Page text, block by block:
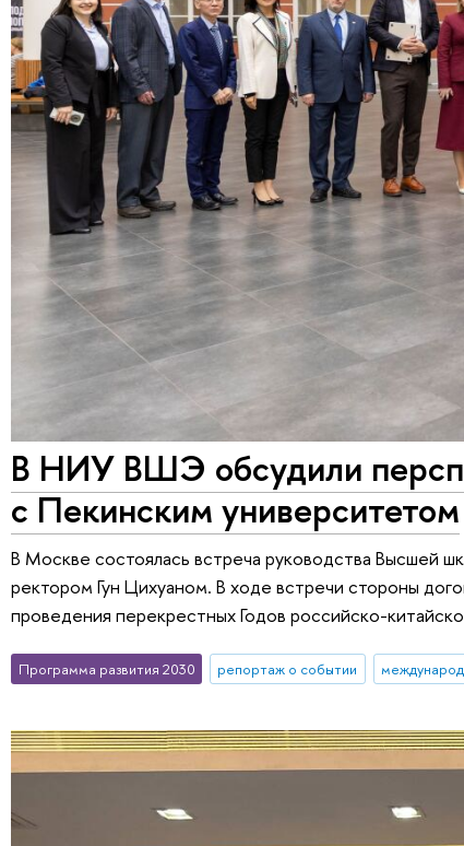
В НИУ ВШЭ обсудили
с Пекинским университетом
В Москве состоялась встреча руководства Высшей
ректором Гун Цихуаном. В ходе встречи стороны
проведения перекрестных Годов российско-
Программа развития 2030 репортаж о событии